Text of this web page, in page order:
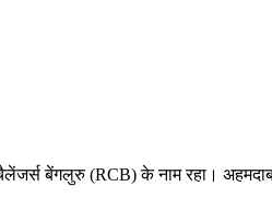
बेंगलुरु (RCB) के नाम रहा।